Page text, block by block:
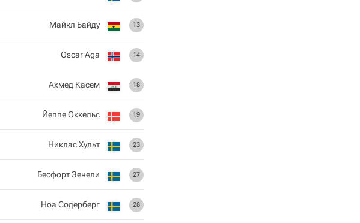
13
Майкл Байду
14
Oscar Aga
18
Ахмед Касем
19
Йеппе Оккельс
23
Никлас Хульт
27
Бесфорт Зенели
28
Ноа Содерберг